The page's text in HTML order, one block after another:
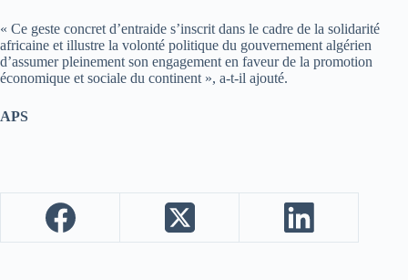
« Ce geste concret d’entraide s’inscrit dans le cadre de la solidarité
africaine et illustre la volonté politique du gouvernement algérien
d’assumer pleinement son engagement en faveur de la promotion
économique et sociale du continent », a-t-il ajouté.
APS